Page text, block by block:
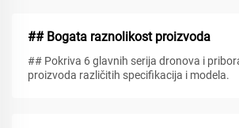
## Bogata raznolikost proizvoda
## Pokriva 6 glavnih serija dronova i
proizvoda različitih specifikacija i modela.